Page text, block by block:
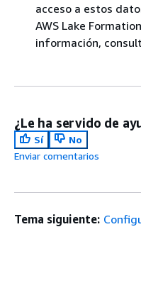
acceso a estos
AWS Lake
información,
¿Le ha servido de
Sí
No
Enviar comentarios
Tema siguiente: